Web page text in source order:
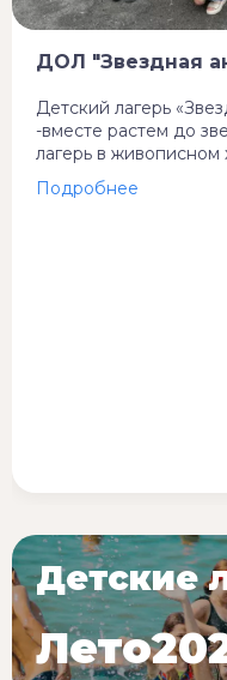
ДОЛ "Звездная
Детский лагерь
-вместе растем до
лагерь в живописном
Детские